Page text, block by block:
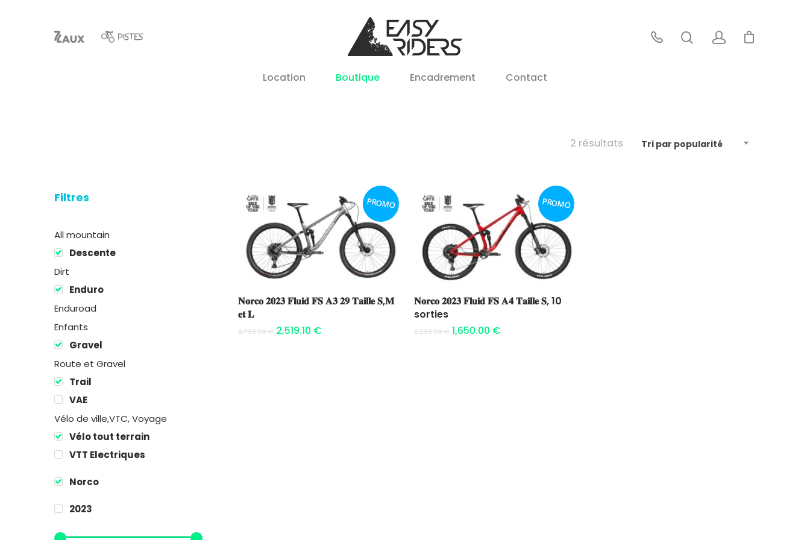
Hit enter to search or ESC to close
Location Boutique Encadrement Contact
Tri par popularité
2 résultats
Filtres
All mountain
Descente
Dirt
Enduro
Enduroad
Enfants
Gravel
Route et Gravel
Trail
VAE
Vélo de ville,VTC, Voyage
Vélo tout terrain
VTT Electriques
Norco
2023
PROMO
Ajouter au panier
𝐍𝐨𝐫𝐜𝐨 𝟐𝟎𝟐𝟑 𝐅𝐥𝐮𝐢𝐝 𝐅𝐒 𝐀𝟑 𝟐𝟗 𝐓𝐚𝐢𝐥𝐥𝐞 𝐒,𝐌
𝐞𝐭 𝐋
2,799.00€ 2,519.10 €
PROMO
Ajouter au panier
𝐍𝐨𝐫𝐜𝐨 𝟐𝟎𝟐𝟑 𝐅𝐥𝐮𝐢𝐝 𝐅𝐒 𝐀𝟒 𝐓𝐚𝐢𝐥𝐥𝐞 𝐒, 10
sorties
2,299.00€ 1,650.00 €